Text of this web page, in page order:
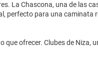
La Chascona, una de las
perfecto para una caminata
ofrecer. Clubes de